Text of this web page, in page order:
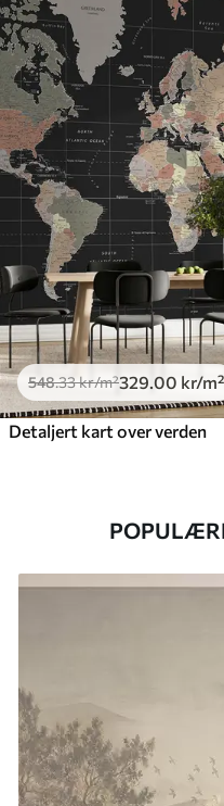
548.33kr/m²329 .00 kr/m²
Detaljert kart over verden